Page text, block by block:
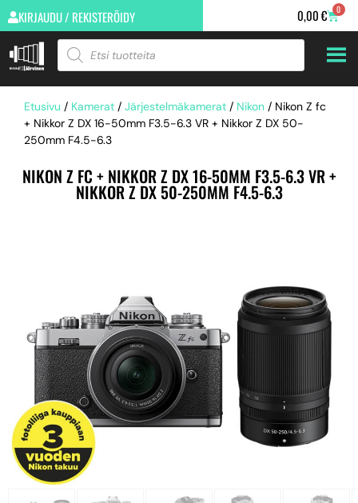
KIRJAUDU / REKISTERÖIDY 0,00€ 0
Etusivu / Kamerat / Järjestelmäkamerat / Nikon / Nikon Z fc
+ Nikkor Z DX 16-50mm F3.5-6.3 VR + Nikkor Z DX 50-
250mm F4.5-6.3
NIKON Z FC + NIKKOR Z DX 16-50MM F3.5-6.3 VR +
NIKKOR Z DX 50-250MM F4.5-6.3